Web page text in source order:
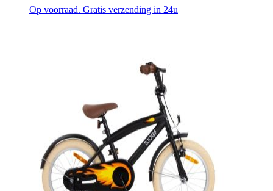
Op voorraad. Gratis verzending in 24u